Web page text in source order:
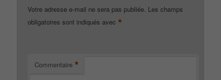
Votre adresse e-mail ne sera pas publiée. Les champs
obligatoires sont indiqués avec *
Commentaire *